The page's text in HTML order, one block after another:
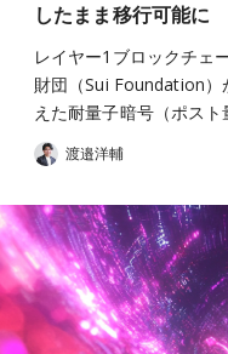
したまま移行可能に
レイヤー1ブロックチェ
財団（Sui Foundation
えた耐量子暗号（ポス
渡邉洋輔